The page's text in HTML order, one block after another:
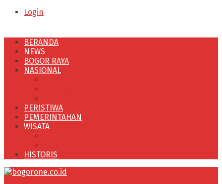
Login
BERANDA
NEWS
BOGOR RAYA
NASIONAL
PERISTIWA
PEMERINTAHAN
WISATA
HISTORIS